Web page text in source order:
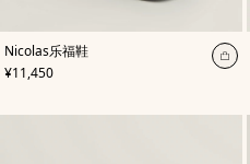
Nicolas乐福鞋
,颜
色:
棕
,
价格
¥11,450
加